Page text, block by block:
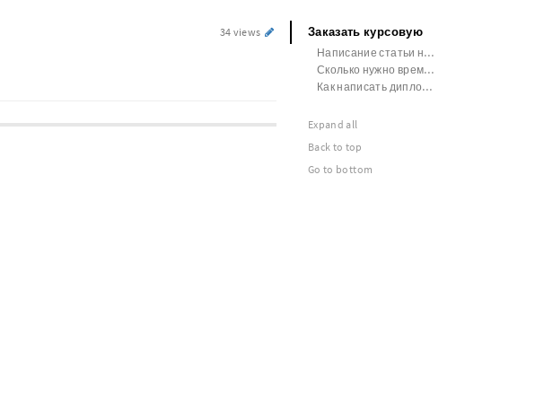
34 views Заказать курсовую
Написание статьи на заказ цена
Сколько нужно времени чтобы написать диплом
Как написать диплом за 2 недели
Expand all
Back to top
Go to bottom